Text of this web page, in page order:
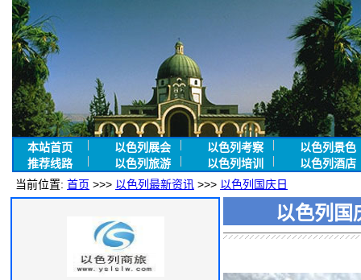
本站首页 以色列展会 以色列考察
以色列景色
推荐线路
以色列旅游 以色列培训
以色列酒店
当前位置: 首页 >>> 以色列最新资讯 >>> 以色列国庆日
以色列国